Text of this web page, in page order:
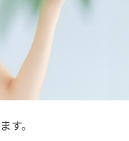
す。